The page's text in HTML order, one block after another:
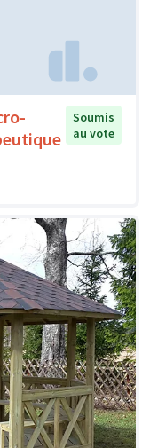
Soumis
au vote